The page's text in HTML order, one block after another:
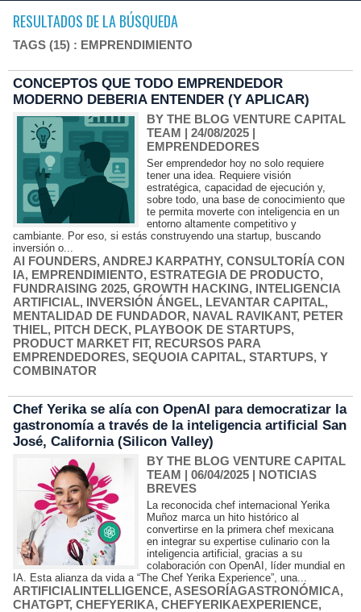
RESULTADOS DE LA BÚSQUEDA
TAGS (15) : EMPRENDIMIENTO
CONCEPTOS QUE TODO EMPRENDEDOR
MODERNO DEBERIA ENTENDER (Y APLICAR)
BY THE BLOG VENTURE CAPITAL
TEAM | 24/08/2025 |
EMPRENDEDORES
Ser emprendedor hoy no solo requiere
tener una idea. Requiere visión
estratégica, capacidad de ejecución y,
sobre todo, una base de conocimiento que
te permita moverte con inteligencia en un
entorno altamente competitivo y
cambiante. Por eso, si estás construyendo una startup, buscando
inversión o...
AI FOUNDERS, ANDREJ KARPATHY, CONSULTORÍA CON
IA, EMPRENDIMIENTO, ESTRATEGIA DE PRODUCTO,
FUNDRAISING 2025, GROWTH HACKING, INTELIGENCIA
ARTIFICIAL, INVERSIÓN ÁNGEL, LEVANTAR CAPITAL,
MENTALIDAD DE FUNDADOR, NAVAL RAVIKANT, PETER
THIEL, PITCH DECK, PLAYBOOK DE STARTUPS,
PRODUCT MARKET FIT, RECURSOS PARA
EMPRENDEDORES, SEQUOIA CAPITAL, STARTUPS, Y
COMBINATOR
Chef Yerika se alía con OpenAI para democratizar la
gastronomía a través de la inteligencia artificial San
José, California (Silicon Valley)
BY THE BLOG VENTURE CAPITAL
TEAM | 06/04/2025 | NOTICIAS
BREVES
La reconocida chef internacional Yerika
Muñoz marca un hito histórico al
convertirse en la primera chef mexicana
en integrar su expertise culinario con la
inteligencia artificial, gracias a su
colaboración con OpenAI, líder mundial en
IA. Esta alianza da vida a “The Chef Yerika Experience”, una...
ARTIFICIALINTELLIGENCE, ASESORÍAGASTRONÓMICA,
CHATGPT, CHEFYERIKA, CHEFYERIKAEXPERIENCE,